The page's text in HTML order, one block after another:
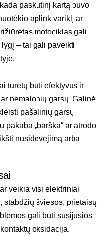
paskutinį kartą buvo
aplink variklį ar
motociklas gali
– tai gali paveikti
turėtų būti efektyvūs ir
nemalonių garsų. Galinė
pašalinių garsų
pakaba „barška“ ar atrodo
nusidėvėjimą arba
veikia visi elektriniai
stabdžių šviesos, prietaisų
gali būti susijusios
oksidacija.